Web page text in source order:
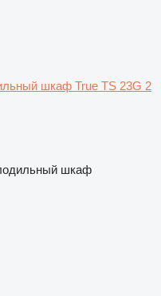
шкаф True TS 23G 2
шкаф